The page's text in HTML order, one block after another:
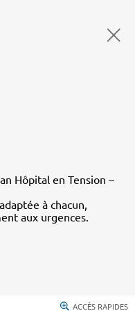
Hôpital en Tension –
à chacun,
aux urgences.
ACCÈS RAPIDES